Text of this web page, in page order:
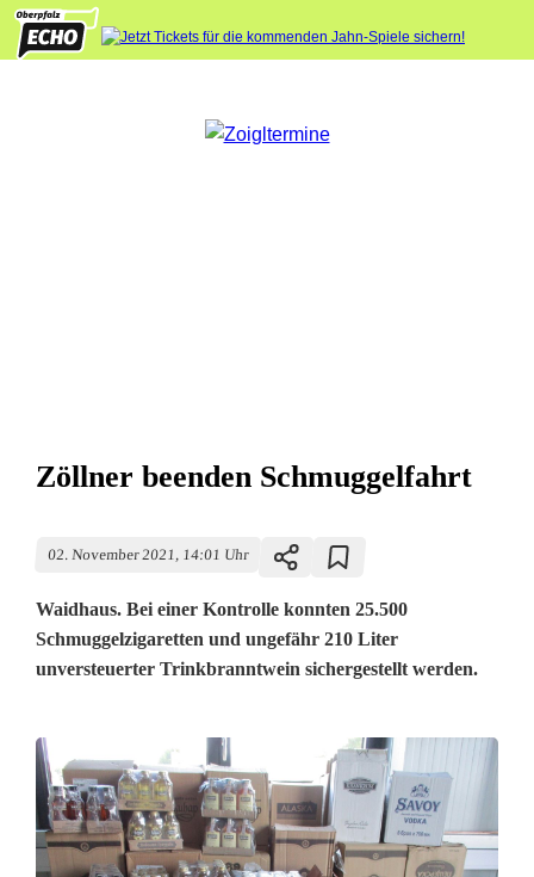
Zöllner beenden Schmuggelfahrt
02. November 2021, 14:01 Uhr
Waidhaus. Bei einer Kontrolle konnten 25.500
Schmuggelzigaretten und ungefähr 210 Liter
unversteuerter Trinkbranntwein sichergestellt werden.
Z
ö
l